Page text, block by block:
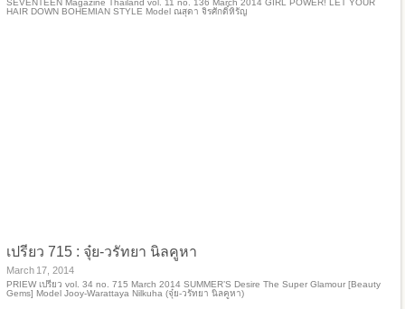
SEVENTEEN Magazine Thailand vol. 11 no. 136 March 2014 GIRL POWER! LET YOUR
HAIR DOWN BOHEMIAN STYLE Model ณสุดา จิรศักดิ์หิรัญ
เปรียว 715 : จุ๋ย-วรัทยา นิลคูหา
March 17, 2014
PRIEW เปรียว vol. 34 no. 715 March 2014 SUMMER’S Desire The Super Glamour [Beauty
Gems] Model Jooy-Warattaya Nilkuha (จุ๋ย-วรัทยา นิลคูหา)